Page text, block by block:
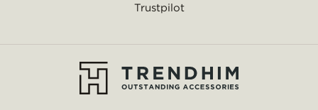
Trustpilot